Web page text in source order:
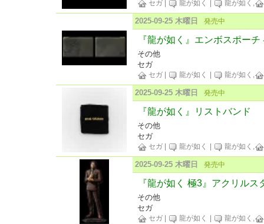
セガ 龍が如く 龍が如く,
2025-09-25 木曜日 発売中
『龍が如く』エンボスポーチ
その他
セガ
セガ 龍が如く 龍が如く,
2025-09-25 木曜日 発売中
『龍が如く』リストバンド
その他
セガ
セガ 龍が如く 龍が如く,
2025-09-25 木曜日 発売中
『龍が如く 極3』アクリルス
その他
セガ
セガ 龍が如く 龍が如く,